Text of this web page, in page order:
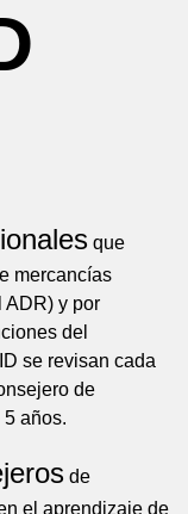
que
mercancías
ADR) y por
del
se revisan cada
de
años.
de
el aprendizaje de